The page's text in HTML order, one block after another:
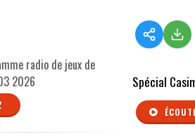
radio de jeux de
2026
Spécial